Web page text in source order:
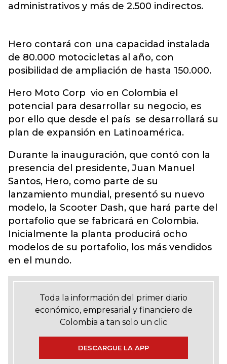
administrativos y más de 2.500 indirectos.
Hero contará con una capacidad instalada
de 80.000 motocicletas al año, con
posibilidad de ampliación de hasta 150.000.
Hero Moto Corp vio en Colombia el
potencial para desarrollar su negocio, es
por ello que desde el país se desarrollará su
plan de expansión en Latinoamérica.
Durante la inauguración, que contó con la
presencia del presidente, Juan Manuel
Santos, Hero, como parte de su
lanzamiento mundial, presentó su nuevo
modelo, la Scooter Dash, que hará parte del
portafolio que se fabricará en Colombia.
Inicialmente la planta producirá ocho
modelos de su portafolio, los más vendidos
en el mundo.
Toda la información del primer diario
económico, empresarial y financiero de
Colombia a tan solo un clic
DESCARGUE LA APP